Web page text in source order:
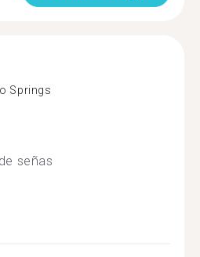
Springs
señas